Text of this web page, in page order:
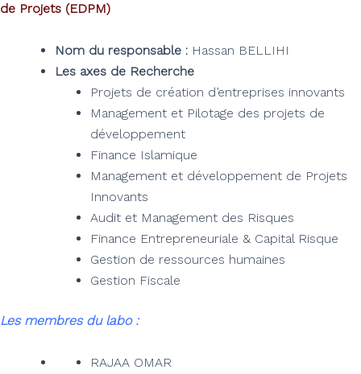
de Projets (EDPM)
Nom du responsable : Hassan BELLIHI
Les axes de Recherche
Projets de création d’entreprises innovants
Management et Pilotage des projets de
développement
Finance Islamique
Management et développement de Projets
Innovants
Audit et Management des Risques
Finance Entrepreneuriale & Capital Risque
Gestion de ressources humaines
Gestion Fiscale
Les membres du labo :
RAJAA OMAR